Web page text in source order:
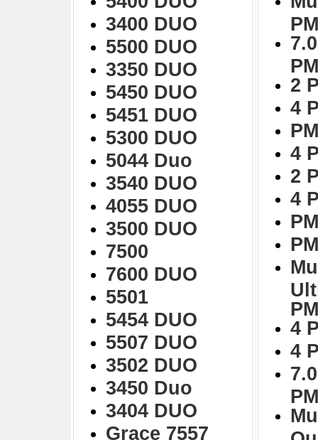
3400 DUO
5500 DUO
3350 DUO
5450 DUO
5451 DUO
5300 DUO
5044 Duo
3540 DUO
4055 DUO
3500 DUO
7500
7600 DUO
5501
5454 DUO
5507 DUO
3502 DUO
3450 Duo
3404 DUO
Grace 7557
2
4
4
2
4
4
4